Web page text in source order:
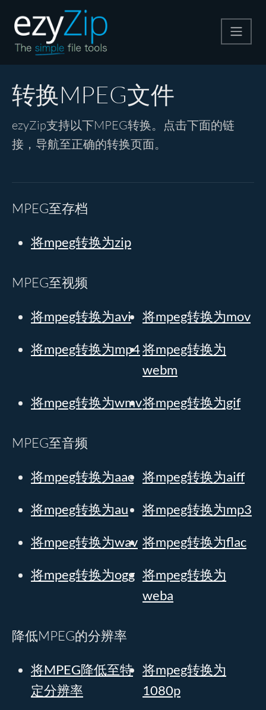
转换MPEG文件
ezyZip支持以下MPEG转换。点击下面的链
接，导航至正确的转换页面。
MPEG至存档
将mpeg转换为zip
MPEG至视频
将mpeg转换为avi 将mpeg转换为mov
将mpeg转换为mp4将mpeg转换为
webm
将mpeg转换为wmv将mpeg转换为gif
MPEG至音频
将mpeg转换为aac 将mpeg转换为aiff
将mpeg转换为au 将mpeg转换为mp3
将mpeg转换为wav 将mpeg转换为flac
将mpeg转换为ogg 将mpeg转换为
weba
降低MPEG的分辨率
将MPEG降低至特
定分辨率
将mpeg转换为
1080p